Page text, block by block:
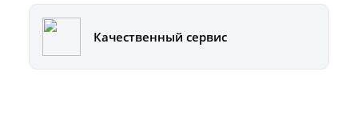
Качественный сервис